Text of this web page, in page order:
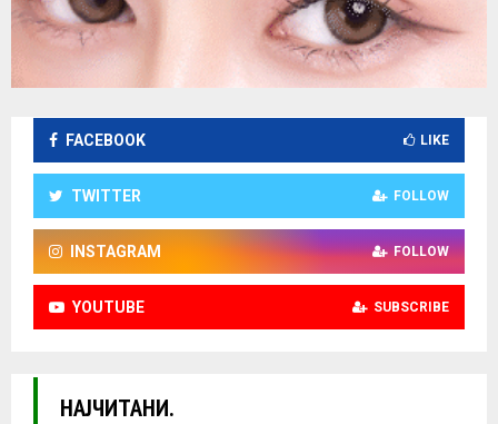
FACEBOOK LIKE
TWITTER FOLLOW
INSTAGRAM FOLLOW
YOUTUBE SUBSCRIBE
НАЈЧИТАНИ.